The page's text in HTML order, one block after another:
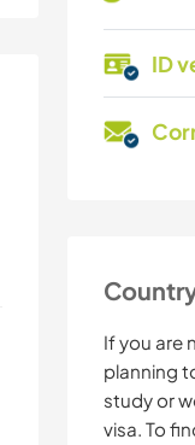
ID
If you are
planning
study or
visa. To